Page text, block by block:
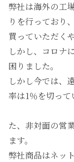
弊社は海外の工
りを行っており
買っていただく
しかし、コロナ
困りました。
しかし今では、
率は1％を切って
た、非対面の営
ます。
弊社商品はネッ